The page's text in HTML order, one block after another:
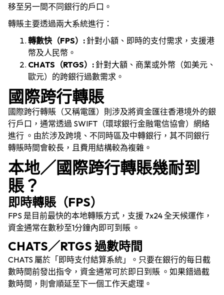
移至另一間不同銀行的戶口。
轉賬主要透過兩大系統進行：
轉數快（FPS）: 針對小額、即時的支付需求，支援港
幣及人民幣。
CHATS（RTGS）: 針對大額、商業或外幣（如美元、
歐元）的跨銀行過數需求。
國際跨行轉賬
國際跨行轉賬（又稱電匯）則涉及將資金匯往香港境外的銀
行戶口，通常透過 SWIFT（環球銀行金融電信協會）網絡
進行 。由於涉及跨境、不同時區及中轉銀行，其不同銀行
轉賬時間會較長，且費用結構較為複雜。
本地／國際跨行轉賬幾耐到
賬？
即時轉賬（FPS）
FPS 是目前最快的本地轉賬方式，支援 7x24 全天候運作，
資金通常在數秒至1分鐘內即可到賬 。
CHATS／RTGS 過數時間
CHATS 屬於「即時支付結算系統」。只要在銀行的每日截
數時間前發出指令，資金通常可於即日到賬 。如果錯過截
數時間，則會順延至下一個工作天處理。